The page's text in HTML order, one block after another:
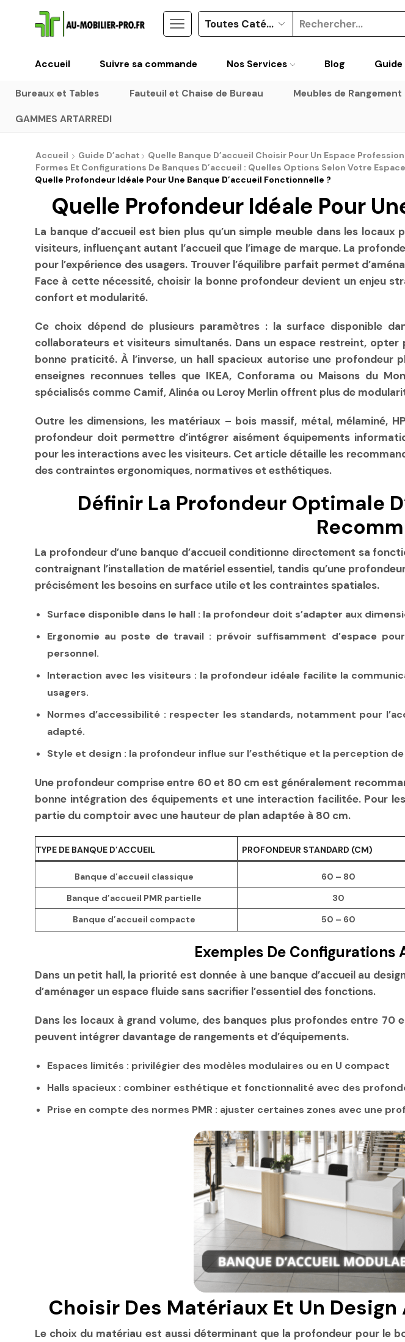
Accueil Suivre sa commande Nos Services Blog Guide
Bureaux et Tables Fauteuil et Chaise de Bureau Meubles de Rangement
GAMMES ARTARREDI
Accueil Guide D’achat
Quelle Banque D’accueil Choisir Pour Un Espace
Formes Et Configurations De Banques D’accueil : Quelles Options Selon Votre
Quelle Profondeur Idéale Pour Une Banque D’accueil Fonctionnelle ?
Quelle Profondeur Idéale Pour
La banque d’accueil est bien plus qu’un simple meuble dans les
visiteurs, influençant autant l’accueil que l’image de marque. La
pour l’expérience des usagers. Trouver l’équilibre parfait permet
Face à cette nécessité, choisir la bonne profondeur devient un enjeu
confort et modularité.
Ce choix dépend de plusieurs paramètres : la surface disponible
collaborateurs et visiteurs simultanés. Dans un espace restreint,
bonne praticité. À l’inverse, un hall spacieux autorise une
enseignes reconnues telles que IKEA, Conforama ou Maisons du
spécialisés comme Camif, Alinéa ou Leroy Merlin offrent plus de
Outre les dimensions, les matériaux – bois massif, métal, mélaminé,
profondeur doit permettre d’intégrer aisément équipements
pour les interactions avec les visiteurs. Cet article détaille les
des contraintes ergonomiques, normatives et esthétiques.
Définir La Profondeur Optimale
La profondeur d’une banque d’accueil conditionne directement sa
contraignant l’installation de matériel essentiel, tandis qu’une
précisément les besoins en surface utile et les contraintes spatiales.
Surface disponible dans le hall : la profondeur doit s’adapter aux
Ergonomie au poste de travail: prévoir suffisamment d’espace
personnel.
Interaction avec les visiteurs : la profondeur idéale facilite la
usagers.
Normes d’accessibilité : respecter les standards, notamment pour
adapté.
Style et design : la profondeur influe sur l’esthétique et la perception de
Une profondeur comprise entre 60 et 80 cm est généralement
bonne intégration des équipements et une interaction facilitée. Pour
partie du comptoir avec une hauteur de plan adaptée à 80 cm.
TYPE DE BANQUE D’ACCUEIL PROFONDEUR STANDARD (CM)
Banque d’accueil classique 60 – 80
Banque d’accueil PMR partielle
30
Banque d’accueil compacte
50 – 60
Exemples De Configurations
Dans un petit hall, la priorité est donnée à une banque d’accueil au
d’aménager un espace fluide sans sacrifier l’essentiel des fonctions.
Dans les locaux à grand volume, des banques plus profondes entre 70
peuvent intégrer davantage de rangements et d’équipements.
Espaces limités : privilégier des modèles modulaires ou en U compact
Halls spacieux : combiner esthétique et fonctionnalité avec des
Prise en compte des normes PMR : ajuster certaines zones avec une
Choisir Des Matériaux Et Un Design
Le choix du matériau est aussi déterminant que la profondeur pour le